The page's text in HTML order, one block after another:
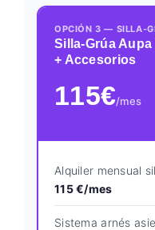
OPCIÓN 3 — SILLA-
Silla-Grúa
+ Accesorios
115€/mes
Alquiler mensual
115 €/mes
Sistema arnés